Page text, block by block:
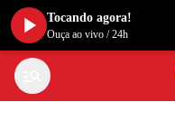
Tocando agora!
Ouça ao vivo /24h